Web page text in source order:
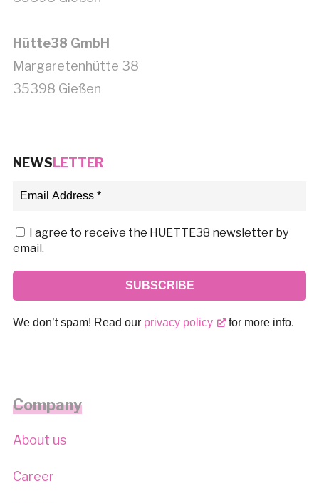
Hütte38 GmbH
Margaretenhütte 38
35398 Gießen
NEWSLETTER
I agree to receive the HUETTE38 newsletter by
email.
We don’t spam! Read our privacy policy for more info.
Company
About us
Career